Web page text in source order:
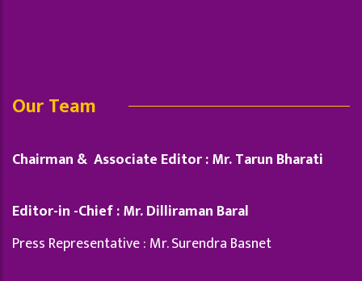
Our Team
Chairman & Associate Editor : Mr. Tarun Bharati
Editor-in -Chief : Mr. Dilliraman Baral
Press Representative : Mr. Surendra Basnet